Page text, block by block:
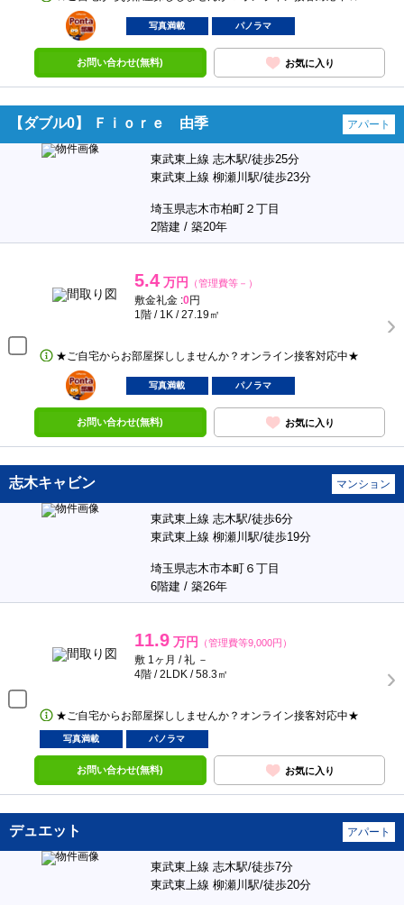
ポンタ
部屋
写真満載 パノラマ
お問い合わせ(無料) お気に入り
【ダブル0】 Ｆｉｏｒｅ 由季 アパート
東武東上線 志木駅/徒歩25分
東武東上線 柳瀬川駅/徒歩23分
埼玉県志木市柏町２丁目
2階建 / 築20年
5.4 万円 （管理費等－）
敷金礼金 :0円
1階 / 1K / 27.19㎡
★ご自宅からお部屋探ししませんか？オンライン接客対応中★
ポンタ
部屋
写真満載 パノラマ
お問い合わせ(無料) お気に入り
志木キャビン マンション
東武東上線 志木駅/徒歩6分
東武東上線 柳瀬川駅/徒歩19分
埼玉県志木市本町６丁目
6階建 / 築26年
11.9 万円 （管理費等9,000円）
敷 1ヶ月 / 礼 －
4階 / 2LDK / 58.3㎡
★ご自宅からお部屋探ししませんか？オンライン接客対応中★
写真満載 パノラマ
お問い合わせ(無料) お気に入り
デュエット アパート
東武東上線 志木駅/徒歩7分
東武東上線 柳瀬川駅/徒歩20分